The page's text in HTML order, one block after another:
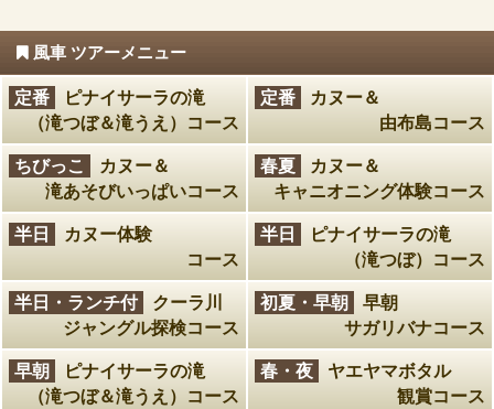
風車 ツアーメニュー
定番
ピナイサーラの滝
（滝つぼ＆滝うえ）コース
定番
カヌー＆
由布島コース
ちびっこ
カヌー＆
滝あそびいっぱいコース
春夏
カヌー＆
キャニオニング体験コース
半日
カヌー体験
コース
半日
ピナイサーラの滝
（滝つぼ）コース
半日・ランチ付
クーラ川
ジャングル探検コース
初夏・早朝
早朝
サガリバナコース
早朝
ピナイサーラの滝
（滝つぼ＆滝うえ）コース
春・夜
ヤエヤマボタル
観賞コース